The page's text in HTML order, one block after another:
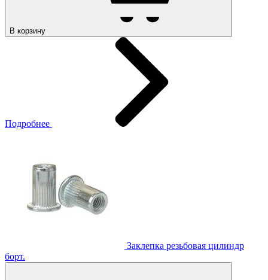
В корзину
Подробнее
Заклепка резьбовая цилиндр
борт.